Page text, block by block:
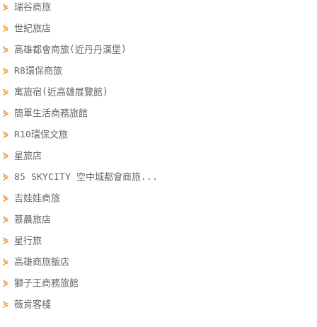
訂
單
管
會
戶
服
聯
絡
單
⋟瑞谷商旅
⋟世紀旅店
⋟高雄都會商旅(近丹丹漢堡)
⋟ R8環保商旅
⋟ 寓旅宿(近高雄展覽館)
⋟簡單生活商務旅館
⋟ R10環保文旅
⋟ 星旅店
⋟ 85 SKYCITY 空中城都會商旅...
⋟吉娃娃商旅
⋟慕晨旅店
⋟ 星行旅
⋟高雄商旅飯店
⋟獅子王商務旅館
⋟薇肯客棧